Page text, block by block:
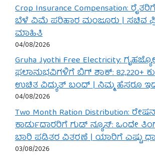
Crop Insurance Compensation:
ಬೆಳೆ ವಿಮೆ ಪರಿಹಾರ ಮಂಜೂರು | ಸಚಿವ
ಮಾಹಿತಿ
04/08/2026
Gruha Jyothi Free Electricity:
ಫಲಾನುಭವಿಗಳಿಗೆ ಬಿಗ್ ಶಾಕ್: 82,220+
ಉಚಿತ ವಿದ್ಯುತ್ ಬಂದ್ | ನಿಮ್ಮ ಹೆಸರೂ
04/08/2026
Two Month Ration Distribution:
ಕಾರ್ಡುದಾರರಿಗೆ ಗುಡ್ ನ್ಯೂಸ್: ಒಂದೇ
ಬಾರಿ ಪಡಿತರ ವಿತರಣೆ | ಯಾರಿಗೆ ಎಷ್ಟು
03/08/2026